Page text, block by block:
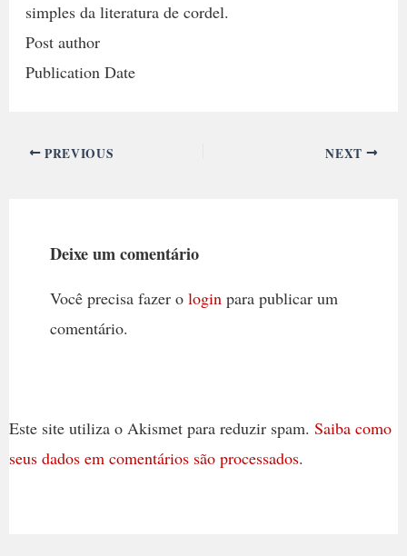
simples da literatura de cordel.
Post author
Publication Date
PREVIOUS NEXT
Deixe um comentário
Você precisa fazer o loginpara publicar um
comentário.
Este site utiliza o Akismet para reduzir spam. Saiba como
seus dados em comentários são processados.